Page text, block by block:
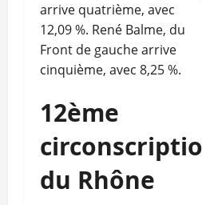
arrive quatrième, avec
12,09 %. René Balme, du
Front de gauche arrive
cinquième, avec 8,25 %.
12ème
du Rhône